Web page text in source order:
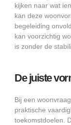
kijken naar wat
kan deze
begeleiding
kan voorzichtig
is zonder de
De juiste
Bij een
praktische
toekomstdoelen.